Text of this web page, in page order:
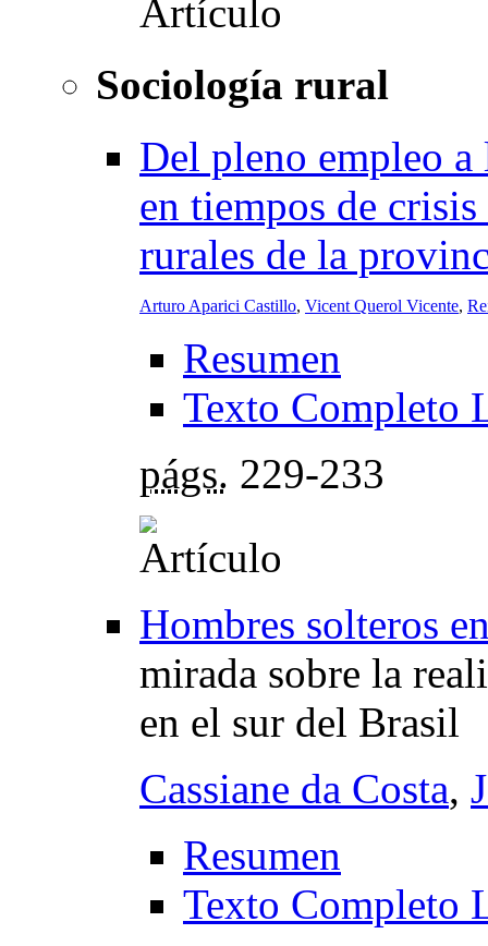
Sociología rural
Del pleno empleo a
en tiempos de
rurales de la
Arturo Aparici Castillo, Vicent Querol Vicente,
Resumen
Texto Completo
págs. 229-233
Hombres solteros
mirada sobre la
en el sur del Brasil
Cassiane da Costa,
Resumen
Texto Completo